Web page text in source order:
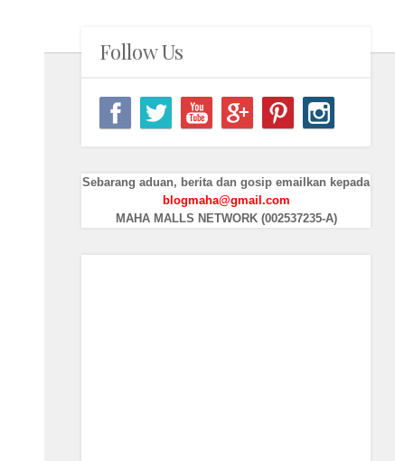
Follow Us
Sebarang aduan, berita dan gosip emailkan kepada
blogmaha@gmail.com
MAHA MALLS NETWORK (002537235-A)